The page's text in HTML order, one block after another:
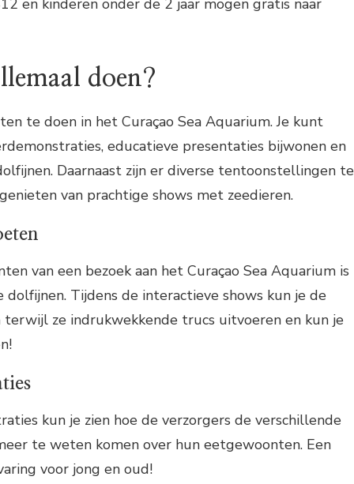
doen?
te doen in het Curaçao Sea Aquarium. Je kunt
educatieve presentaties bijwonen en
Daarnaast zijn er diverse tentoonstellingen te
van prachtige shows met zeedieren.
van een bezoek aan het Curaçao Sea Aquarium is
Tijdens de interactieve shows kun je de
ze indrukwekkende trucs uitvoeren en kun je
kun je zien hoe de verzorgers de verschillende
te weten komen over hun eetgewoonten. Een
voor jong en oud!